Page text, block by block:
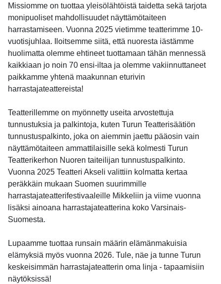
Missiomme on tuottaa yleisölähtöistä taidetta sekä tarjota
monipuoliset mahdollisuudet näyttämötaiteen
harrastamiseen. Vuonna 2025 vietimme teatterimme 10-
vuotisjuhlaa. Iloitsemme siitä, että nuoresta iästämme
huolimatta olemme ehtineet tuottamaan tähän mennessä
kaikkiaan jo noin 70 ensi-iltaa ja olemme vakiinnuttaneet
paikkamme yhtenä maakunnan eturivin
harrastajateattereista!
Teatterillemme on myönnetty useita arvostettuja
tunnustuksia ja palkintoja, kuten Turun Teatterisäätiön
tunnustuspalkinto, joka on aiemmin jaettu pääosin vain
näyttämötaiteen ammattilaisille sekä kolmesti Turun
Teatterikerhon Nuoren taiteilijan tunnustuspalkinto.
Vuonna 2025 Teatteri Akseli valittiin kolmatta kertaa
peräkkäin mukaan Suomen suurimmille
harrastajateatterifestivaaleille Mikkeliin ja viime vuonna
lisäksi ainoana harrastajateatterina koko Varsinais-
Suomesta.
Lupaamme tuottaa runsain määrin elämänmakuisia
elämyksiä myös vuonna 2026. Tule, näe ja tunne Turun
keskeisimmän harrastajateatterin oma linja - tapaamisiin
näytöksissä!